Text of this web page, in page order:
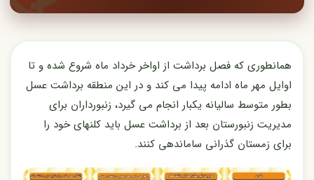
همانطوری که فصل برداشت از اواخر خرداد ماه شروع شده و تا
اوایل مهر ماه ادامه پیدا می کند و در این منطقه برداشت عسل
بطور متوسط سالیانه یکبار انجام می گیرد، زنبورداران برای
مدیریت زنبورستان بعد از برداشت عسل باید کلنهای خود را
برای زمستان گذرانی ساماندهی کنند.